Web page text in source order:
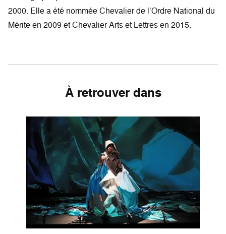
2000. Elle a été nommée Chevalier de l’Ordre National du
Mérite en 2009 et Chevalier Arts et Lettres en 2015.
À retrouver dans